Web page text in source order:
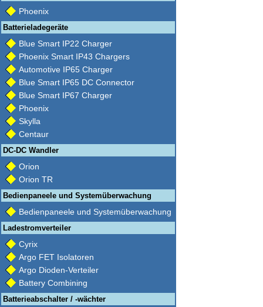
Phoenix
Batterieladegeräte
Blue Smart IP22 Charger
Phoenix Smart IP43 Chargers
Automotive IP65 Charger
Blue Smart IP65 DC Connector
Blue Smart IP67 Charger
Phoenix
Skylla
Centaur
DC-DC Wandler
Orion
Orion TR
Bedienpaneele und Systemüberwachung
Bedienpaneele und Systemüberwachung
Ladestromverteiler
Cyrix
Argo FET Isolatoren
Argo Dioden-Verteiler
Battery Combining
Batterieabschalter / -wächter